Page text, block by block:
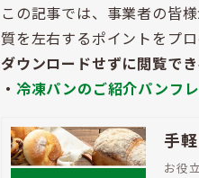
この記事では、事業者の皆
質を左右するポイントをプ
ダウンロードせずに閲覧で
・ 冷凍パンのご紹介パンフ
手
お役